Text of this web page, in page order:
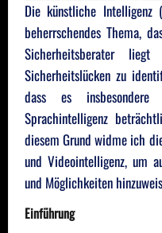
Die künstliche
beherrschendes Thema,
Sicherheitsberater
Sicherheitslücken zu
dass es
Sprachintelligenz
diesem Grund widme ich
und Videointelligenz, um
und Möglichkeiten
Einführung